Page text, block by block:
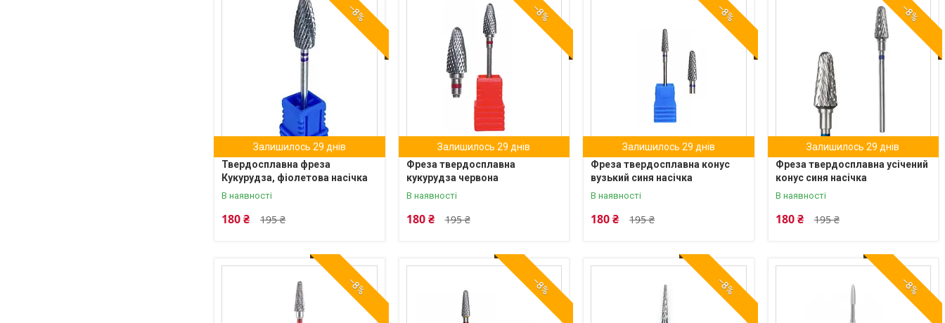
–8%
Залишилось 29 днів
Твердосплавна фреза
Кукурудза, фіолетова насічка
В наявності
195 ₴
180 ₴
–8%
Залишилось 29 днів
Фреза твердосплавна
кукурудза червона
В наявності
195 ₴
180 ₴
–8%
Залишилось 29 днів
Фреза твердосплавна конус
вузький синя насічка
В наявності
195 ₴
180 ₴
–8%
Залишилось 29 днів
Фреза твердосплавна усічений
конус синя насічка
В наявності
195 ₴
180 ₴
–8% –8% –8% –8%